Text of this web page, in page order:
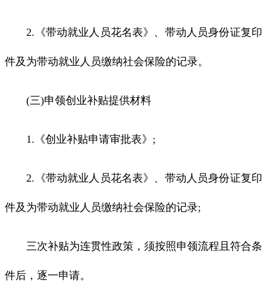
2.《带动就业人员花名表》、带动人员身份证复印
件及为带动就业人员缴纳社会保险的记录。
(三)申领创业补贴提供材料
1.《创业补贴申请审批表》;
2.《带动就业人员花名表》、带动人员身份证复印
件及为带动就业人员缴纳社会保险的记录;
三次补贴为连贯性政策，须按照申领流程且符合条
件后，逐一申请。